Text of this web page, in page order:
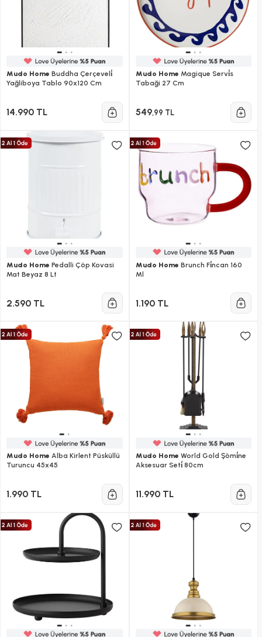
Mudo Home Buddha Çerçeveli̇
Yağliboya Tablo 90x120 Cm
14.990 TL
Mudo Home Magique Servi̇s
Tabaği 27 Cm
549,99 TL
Mudo Home Pedalli Çöp Kovasi
Mat Beyaz 8 Lt
2.590 TL
Mudo Home Brunch Fi̇ncan 160
Ml
1.190 TL
Mudo Home Alba Kirlent Püsküllü
Turuncu 45x45
1.990 TL
Mudo Home World Gold Şömi̇ne
Aksesuar Seti̇ 80cm
11.990 TL